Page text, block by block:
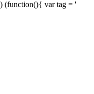
) (function(){ var tag = '